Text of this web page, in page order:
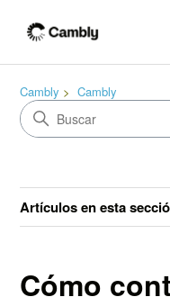
Cambly Cambly
Artículos en esta
Cómo